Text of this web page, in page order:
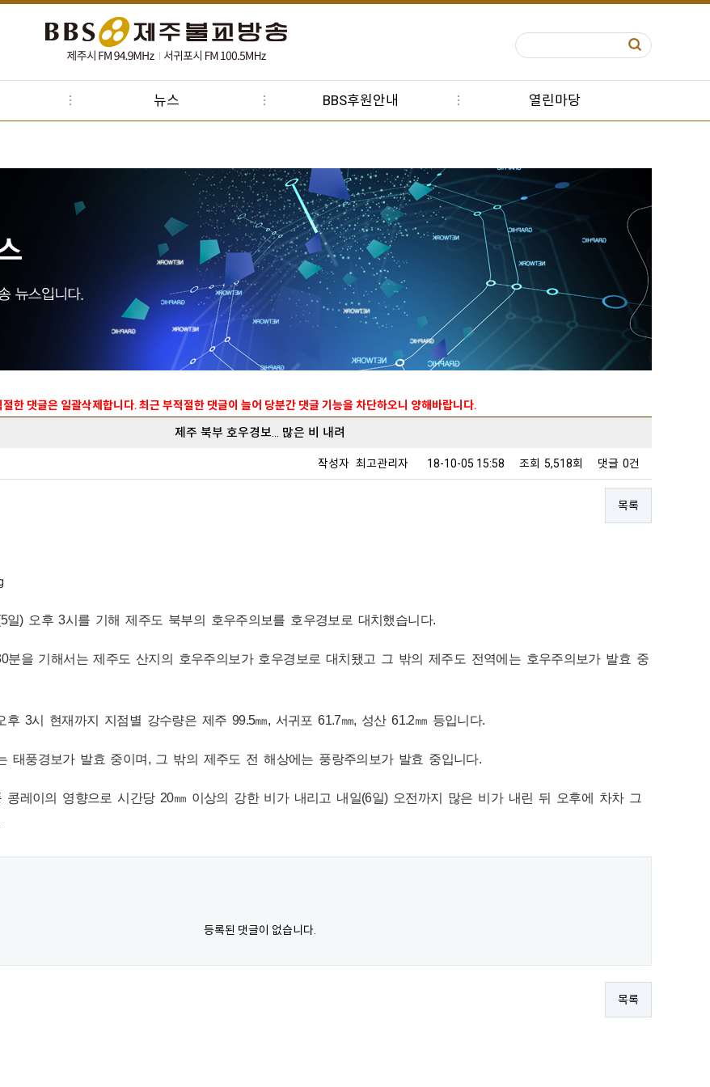
뉴스 BBS후원안내 열린마당
한 댓글은 일괄삭제합니다. 최근 부적절한 댓글이 늘어 당분간 댓글 기능을 차단하오니 양해바랍니다.
제주 북부 호우경보... 많은 비 내려
작성자 최고관리자 18-10-05 15:58 조회 5,518회 댓글 0건
목록
일) 오후 3시를 기해 제주도 북부의 호우주의보를 호우경보로 대치했습니다.
분을 기해서는 제주도 산지의 호우주의보가 호우경보로 대치됐고 그 밖의 제주도 전역에는 호우주의보가 발효 중
3시 현재까지 지점별 강수량은 제주 99.5㎜, 서귀포 61.7㎜, 성산 61.2㎜ 등입니다.
태풍경보가 발효 중이며, 그 밖의 제주도 전 해상에는 풍랑주의보가 발효 중입니다.
콩레이의 영향으로 시간당 20㎜ 이상의 강한 비가 내리고 내일(6일) 오전까지 많은 비가 내린 뒤 오후에 차차 그
등록된 댓글이 없습니다.
목록